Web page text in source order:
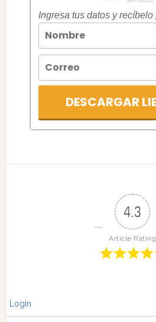
4.3
Article Rating
Login